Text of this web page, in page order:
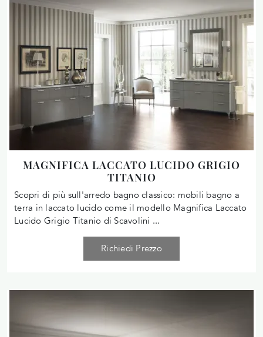
MAGNIFICA LACCATO LUCIDO GRIGIO
TITANIO
Scopri di più sull'arredo bagno classico: mobili bagno a
terra in laccato lucido come il modello Magnifica Laccato
Lucido Grigio Titanio di Scavolini ...
Richiedi Prezzo